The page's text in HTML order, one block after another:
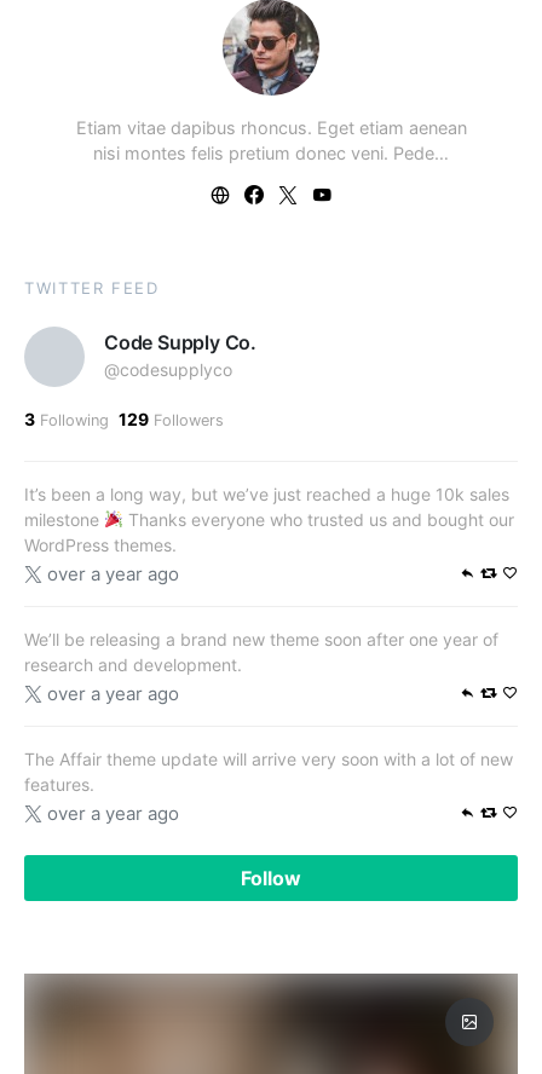
Etiam vitae dapibus rhoncus. Eget etiam aenean
nisi montes felis pretium donec veni. Pede…
TWITTER FEED
Code Supply Co.
@codesupplyco
3 Following 129 Followers
It’s been a long way, but we’ve just reached a huge 10k sales
milestone
Thanks everyone who trusted us and bought our
WordPress themes.
over a year ago
We’ll be releasing a brand new theme soon after one year of
research and development.
over a year ago
The Affair theme update will arrive very soon with a lot of new
features.
over a year ago
Follow